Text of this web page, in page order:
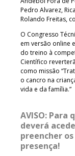
Pedro Alvarez,
Rolando Freitas,
O Congresso
em versão online
do treino à
Científico
como missão
o cancro na
vida e da família.”
AVISO: Para
deverá
preencher
presença!